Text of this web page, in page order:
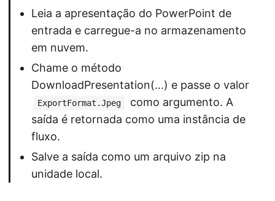
Leia a apresentação do PowerPoint de
entrada e carregue-a no armazenamento
em nuvem.
Chame o método
DownloadPresentation(…) e passe o valor
ExportFormat.Jpeg
como argumento. A
saída é retornada como uma instância de
fluxo.
Salve a saída como um arquivo zip na
unidade local.